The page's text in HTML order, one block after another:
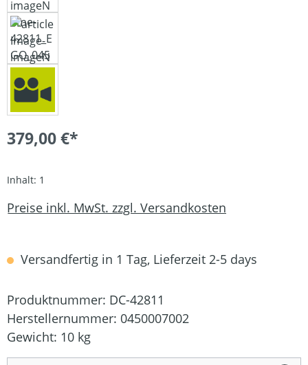
379,00 €*
Inhalt: 1
Preise inkl. MwSt. zzgl. Versandkosten
Versandfertig in 1 Tag, Lieferzeit 2-5 days
Produktnummer: DC-42811
Herstellernummer: 0450007002
Gewicht: 10 kg